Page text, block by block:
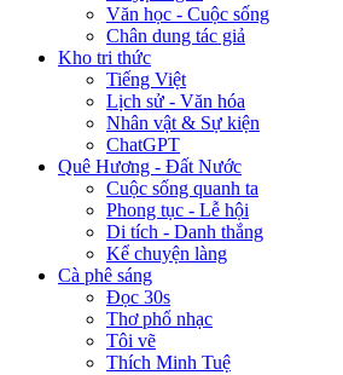
Văn học - Cuộc sống
Chân dung tác giả
Kho tri thức
Tiếng Việt
Lịch sử - Văn hóa
Nhân vật & Sự kiện
ChatGPT
Quê Hương - Đất Nước
Cuộc sống quanh ta
Phong tục - Lễ hội
Di tích - Danh thắng
Kể chuyện làng
Cà phê sáng
Đọc 30s
Thơ phổ nhạc
Tôi vẽ
Thích Minh Tuệ